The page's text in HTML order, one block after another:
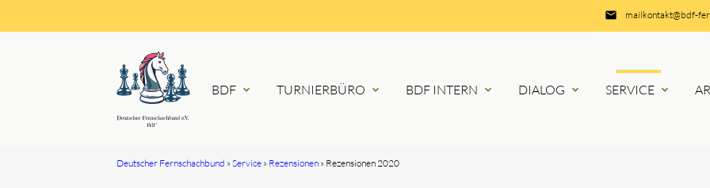
email mailkontakt@bdf-
BDF expand_more TURNIERBÜRO expand_more BDF INTERN expand_more DIALOG expand_more SERVICE expand_more
Deutscher Fernschachbund Service Rezensionen Rezensionen 2020